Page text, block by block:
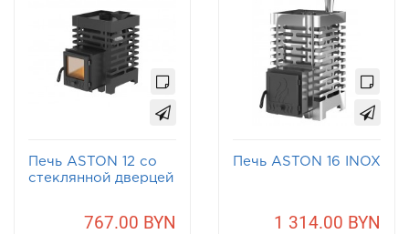
Печь ASTON 12 со
стеклянной дверцей
767.00 BYN
Печь ASTON 16 INOX
1 314.00 BYN